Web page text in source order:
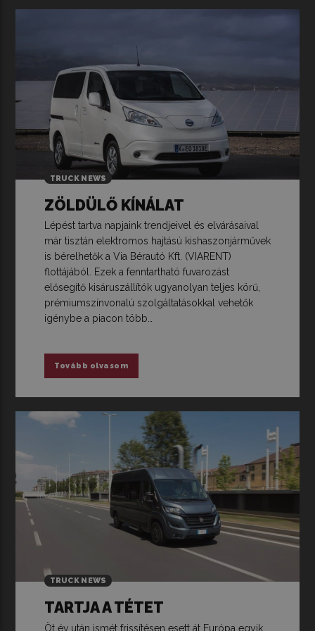
TRUCK NEWS
ZÖLDÜLŐ KÍNÁLAT
Lépést tartva napjaink trendjeivel és elvárásaival
már tisztán elektromos hajtású kishaszonjárművek
is bérelhetők a Via Bérautó Kft. (VIARENT)
flottájából. Ezek a fenntartható fuvarozást
elősegítő kisáruszállítók ugyanolyan teljes körű,
prémiumszínvonalú szolgáltatásokkal vehetők
igénybe a piacon több…
Tovább olvasom
TRUCK NEWS
TARTJA A TÉTET
Öt év után ismét frissítésen esett át Európa egyik